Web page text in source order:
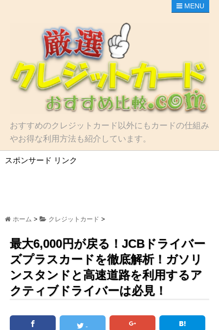
MENU
おすすめのクレジットカード以外にもカードの仕組み
やお得な利用方法も紹介しています。
スポンサード リンク
ホーム > クレジットカード >
最大6,000円が戻る！JCBドライバー
ズプラスカードを徹底解析！ガソリ
ンスタンドと高速道路を利用するア
クティブドライバーは必見！
-